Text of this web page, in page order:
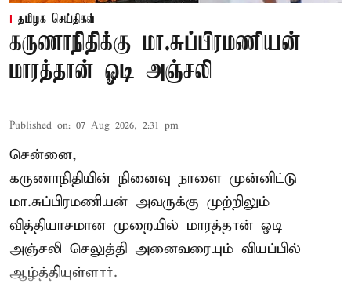
தமிழக செய்திகள்
கருணாநிதிக்கு மா.சுப்பிரமணியன்
மாரத்தான் ஓடி அஞ்சலி
Published on: 07 Aug 2026, 2:31 pm
சென்னை,
கருணாநிதியின் நினைவு நாளை முன்னிட்டு
மா.சுப்பிரமணியன் அவருக்கு முற்றிலும்
வித்தியாசமான முறையில் மாரத்தான் ஓடி
அஞ்சலி செலுத்தி அனைவரையும் வியப்பில்
ஆழ்த்தியுள்ளார்.